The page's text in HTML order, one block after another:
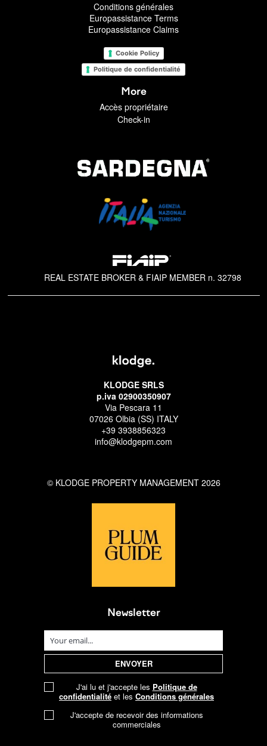
Conditions générales
Europassistance Terms
Europassistance Claims
Cookie Policy
Politique de confidentialité
More
Accès propriétaire
Check-in
REAL ESTATE BROKER & FIAIP MEMBER n. 32798
KLODGE SRLS
p.iva 02900350907
Via Pescara 11
07026 Olbia (SS) ITALY
+39 3938856323
info@klodgepm.com
© KLODGE PROPERTY MANAGEMENT 2026
Newsletter
J'ai lu et j'accepte les Politique de
confidentialité et les Conditions générales
J'accepte de recevoir des informations
commerciales